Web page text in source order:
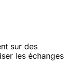
sur des
les échanges